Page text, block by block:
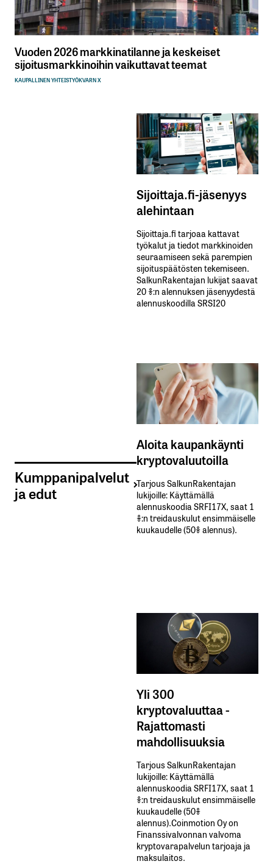
Vuoden 2026 markkinatilanne ja keskeiset
sijoitusmarkkinoihin vaikuttavat teemat
KAUPALLINEN YHTEISTYÖKVARN X
Kumppanipalvelut
ja edut
Sijoittaja.fi-jäsenyys
alehintaan
Sijoittaja.fi tarjoaa kattavat
työkalut ja tiedot markkinoiden
seuraamiseen sekä parempien
sijoituspäätösten tekemiseen.
SalkunRakentajan lukijat saavat
20 %:n alennuksen jäsenyydestä
alennuskoodilla SRSI20
Aloita kaupankäynti
kryptovaluutoilla
Tarjous SalkunRakentajan
lukijoille: Käyttämällä​ ​
alennuskoodia​ ​SRFI17X,​ ​saat​ ​1
%:n treidauskulut​ ​ensimmäiselle​ ​
kuukaudelle​ ​(50%​ ​alennus).
Yli 300
kryptovaluuttaa -
Rajattomasti
mahdollisuuksia
Tarjous SalkunRakentajan
lukijoille: Käyttämällä​ ​
alennuskoodia​ ​SRFI17X,​ ​saat​ ​1
%:n treidauskulut​ ​ensimmäiselle​ ​
kuukaudelle​ ​(50%​ ​
alennus).Coinmotion Oy on
Finanssivalvonnan valvoma
kryptovarapalvelun tarjoaja ja
maksulaitos.